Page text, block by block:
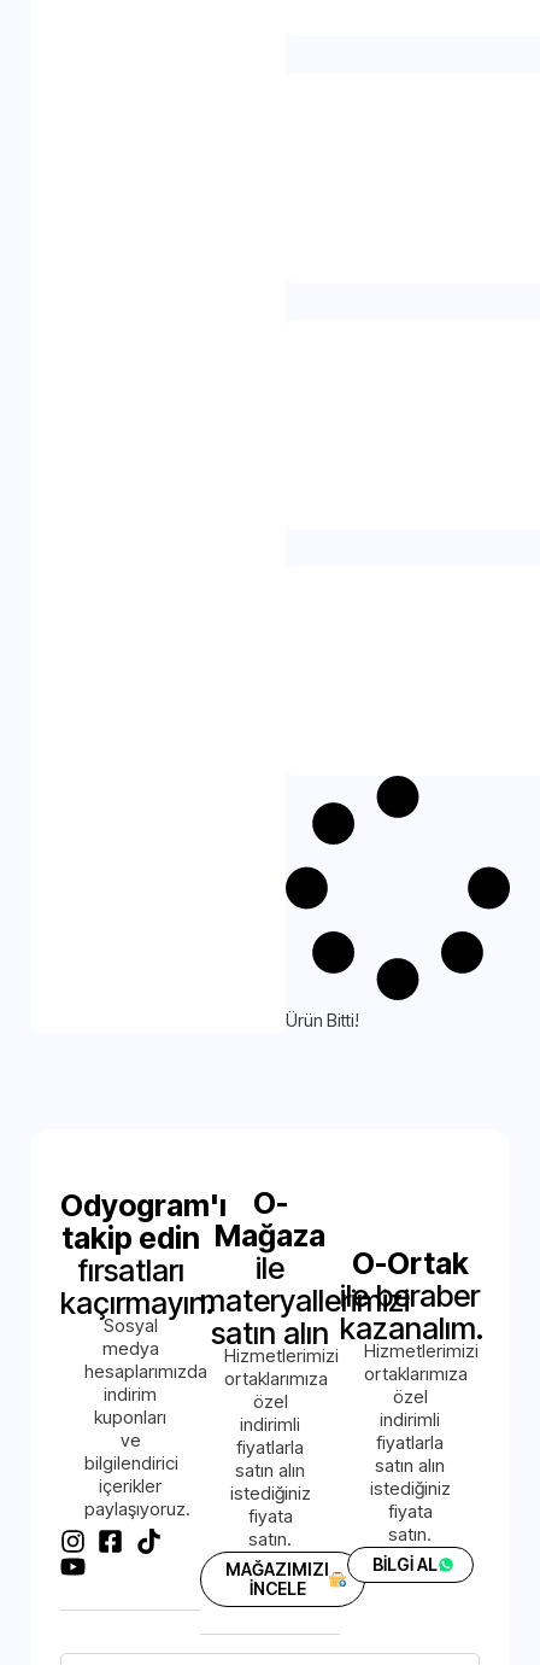
Ürün Bitti!
Odyogram'ı
takip edin
fırsatları
kaçırmayın.
Sosyal
medya
hesaplarımızda
indirim
kuponları
ve
bilgilendirici
içerikler
paylaşıyoruz.
O-
Mağaza
ile
materyallerimizi
satın alın
Hizmetlerimizi
ortaklarımıza
özel
indirimli
fiyatlarla
satın alın
istediğiniz
fiyata
satın.
MAĞAZIMIZI
İNCELE
O-Ortak
ile beraber
kazanalım.
Hizmetlerimizi
ortaklarımıza
özel
indirimli
fiyatlarla
satın alın
istediğiniz
fiyata
satın.
BİLGİ AL